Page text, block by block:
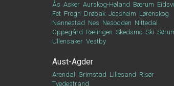
Ås Asker Aurskog-Høland Bærum
Fet Frogn Drøbak Jessheim Lørenskog
Nannestad Nes Nesodden Nittedal
Oppegård Rælingen Skedsmo Ski
Ullensaker Vestby
Aust-Agder
Arendal Grimstad Lillesand Risør
Tvedestrand